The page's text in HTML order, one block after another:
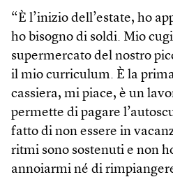
“È l’inizio dell’estate, ho
ho bisogno di soldi. Mio
supermercato del nostro
il mio curriculum. È la
cassiera, mi piace, è un
permette di pagare
fatto di non essere in
ritmi sono sostenuti e non
annoiarmi né di